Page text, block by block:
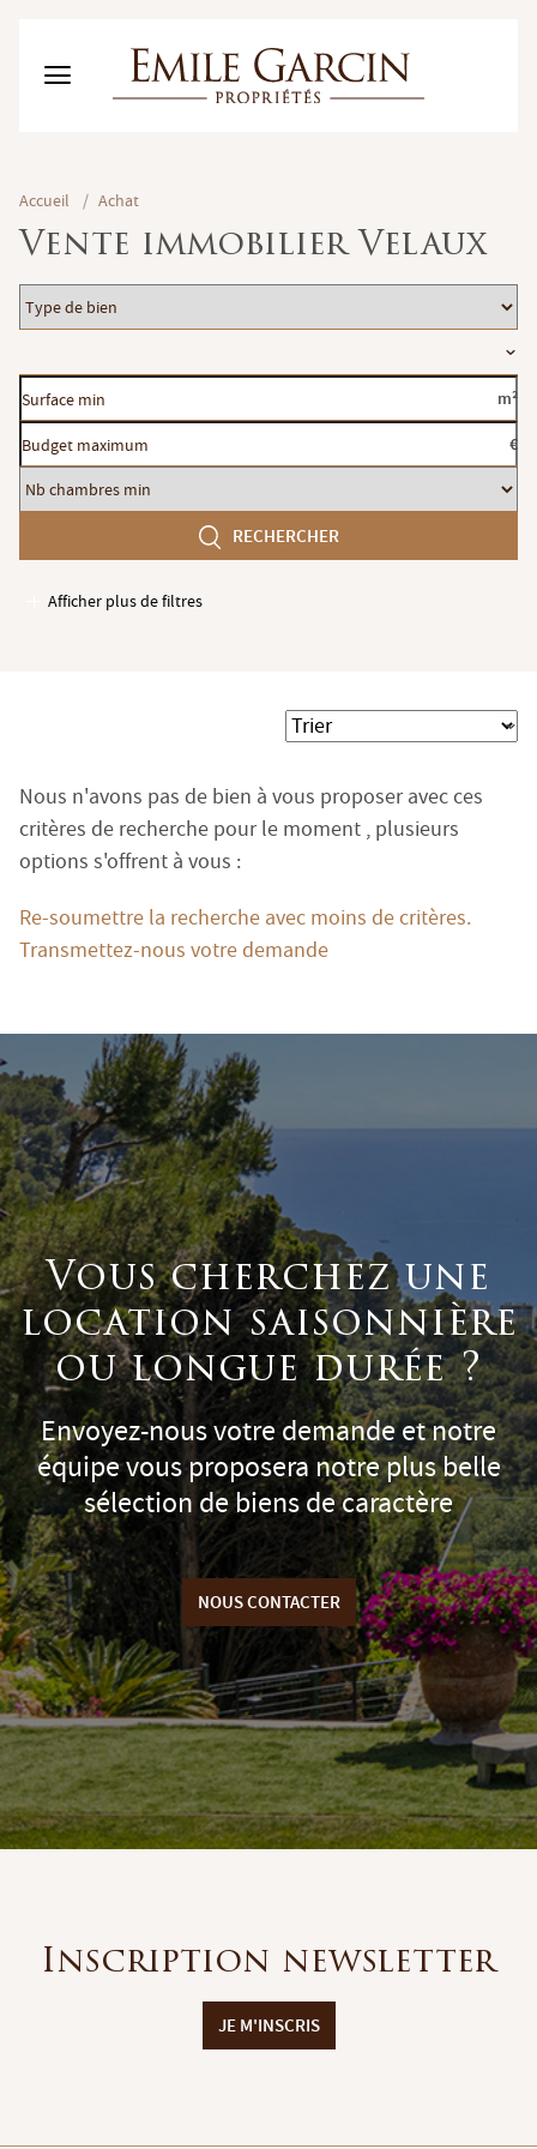
GESTION LOCATIVE
NOTRE MAISON
MES FAVORIS (0)
FR
Accueil / Achat
Vente immobilier Velaux
Type
de
Surface
min
m²
Budget
maximum
€
Nb
chambres
RECHERCHER
Afficher plus de filtres
Garages / Parking
Terrasse
Jardin
Trier
Nous n'avons pas de bien à vous proposer avec ces
critères de recherche pour le moment , plusieurs
options s'offrent à vous :
Re-soumettre la recherche avec moins de critères.
Transmettez-nous votre demande
Vous cherchez une
location saisonnière
ou longue durée ?
Envoyez-nous votre demande et notre
équipe vous proposera notre plus belle
sélection de biens de caractère
NOUS CONTACTER
Inscription newsletter
JE M'INSCRIS